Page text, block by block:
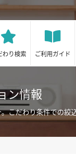
わり検索 ご利用ガイド
ン情報
こだわり条件での絞